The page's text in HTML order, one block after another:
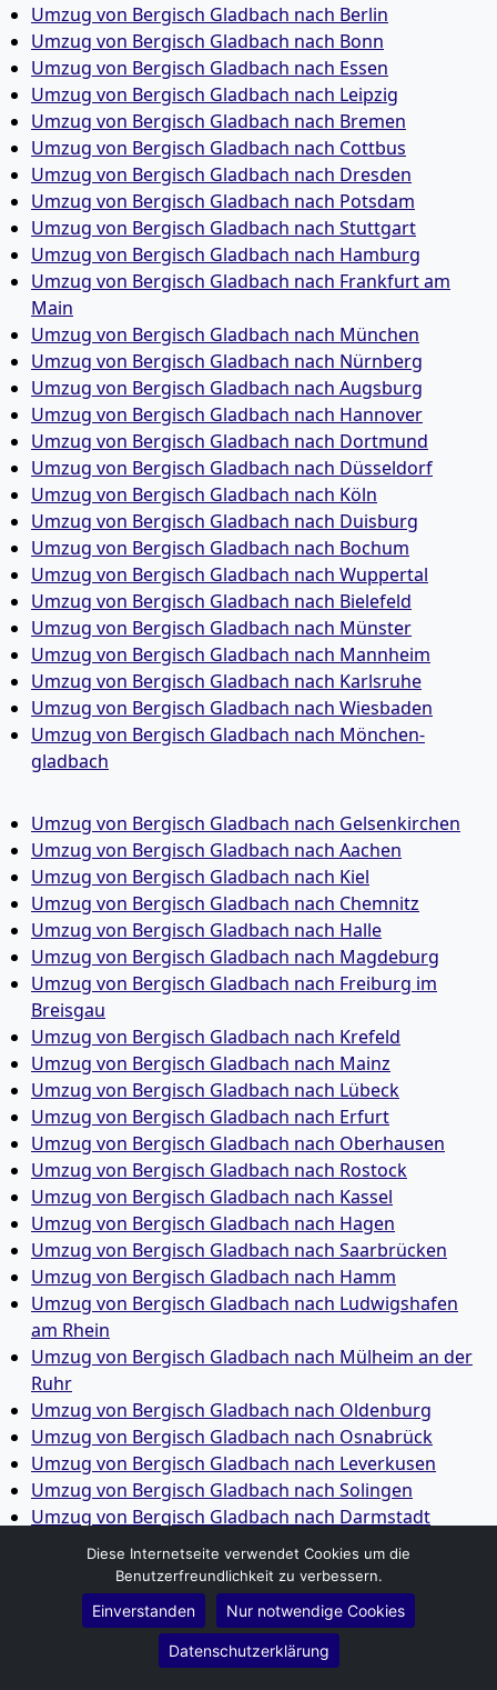
Umzug von Bergisch Gladbach nach Berlin
Umzug von Bergisch Gladbach nach Bonn
Umzug von Bergisch Gladbach nach Essen
Umzug von Bergisch Gladbach nach Leipzig
Umzug von Bergisch Gladbach nach Bremen
Umzug von Bergisch Gladbach nach Cottbus
Umzug von Bergisch Gladbach nach Dresden
Umzug von Bergisch Gladbach nach Potsdam
Umzug von Bergisch Gladbach nach Stuttgart
Umzug von Bergisch Gladbach nach Hamburg
Umzug von Bergisch Gladbach nach Frankfurt am
Main
Umzug von Bergisch Gladbach nach München
Umzug von Bergisch Gladbach nach Nürnberg
Umzug von Bergisch Gladbach nach Augsburg
Umzug von Bergisch Gladbach nach Hannover
Umzug von Bergisch Gladbach nach Dortmund
Umzug von Bergisch Gladbach nach Düsseldorf
Umzug von Bergisch Gladbach nach Köln
Umzug von Bergisch Gladbach nach Duisburg
Umzug von Bergisch Gladbach nach Bochum
Umzug von Bergisch Gladbach nach Wuppertal
Umzug von Bergisch Gladbach nach Bielefeld
Umzug von Bergisch Gladbach nach Münster
Umzug von Bergisch Gladbach nach Mannheim
Umzug von Bergisch Gladbach nach Karlsruhe
Umzug von Bergisch Gladbach nach Wiesbaden
Umzug von Bergisch Gladbach nach Mönchen­
gladbach
Umzug von Bergisch Gladbach nach Gelsenkirchen
Umzug von Bergisch Gladbach nach Aachen
Umzug von Bergisch Gladbach nach Kiel
Umzug von Bergisch Gladbach nach Chemnitz
Umzug von Bergisch Gladbach nach Halle
Umzug von Bergisch Gladbach nach Magdeburg
Umzug von Bergisch Gladbach nach Freiburg im
Breisgau
Umzug von Bergisch Gladbach nach Krefeld
Umzug von Bergisch Gladbach nach Mainz
Umzug von Bergisch Gladbach nach Lübeck
Umzug von Bergisch Gladbach nach Erfurt
Umzug von Bergisch Gladbach nach Oberhausen
Umzug von Bergisch Gladbach nach Rostock
Umzug von Bergisch Gladbach nach Kassel
Umzug von Bergisch Gladbach nach Hagen
Umzug von Bergisch Gladbach nach Saarbrücken
Umzug von Bergisch Gladbach nach Hamm
Umzug von Bergisch Gladbach nach Ludwigshafen
am Rhein
Umzug von Bergisch Gladbach nach Mülheim an der
Ruhr
Umzug von Bergisch Gladbach nach Oldenburg
Umzug von Bergisch Gladbach nach Osnabrück
Umzug von Bergisch Gladbach nach Leverkusen
Umzug von Bergisch Gladbach nach Solingen
Umzug von Bergisch Gladbach nach Darmstadt
Umzug von Bergisch Gladbach nach Heidelberg
Umzug von Bergisch Gladbach nach Herne
Umzug von Bergisch Gladbach nach Neuss
Umzug von Bergisch Gladbach nach Regensburg
Diese Internetseite verwendet Cookies um die
Benutzerfreundlichkeit zu verbessern.
Einverstanden Nur notwendige Cookies
Datenschutzerklärung